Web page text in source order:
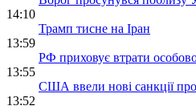
14:10
Трамп тисне на Іран
13:59
РФ приховує втрати
13:55
США ввели нові санкції
13:52